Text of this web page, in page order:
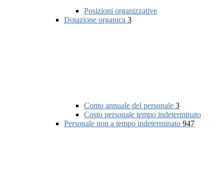
Posizioni organizzative
Dotazione organica 3
Conto annuale del personale 3
Costo personale tempo indeterminato
Personale non a tempo indeterminato 947